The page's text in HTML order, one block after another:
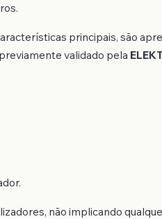
principais, são
validado pela
não implicando